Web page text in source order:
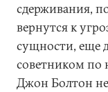
сдерживания,
вернутся к
сущности, еще
советником по
Джон Болтон